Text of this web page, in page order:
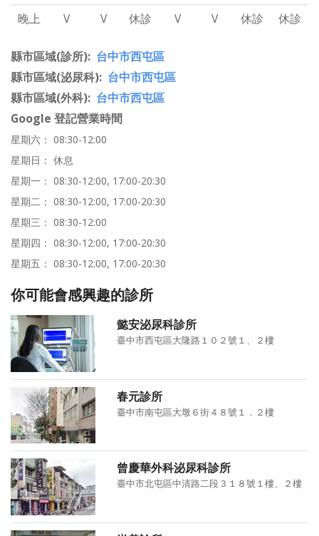
晚上
V V 休診 V V 休診 休診
縣市區域(診所) 台中市西屯區
縣市區域(泌尿科) 台中市西屯區
縣市區域(外科) 台中市西屯區
Google 登記營業時間
星期六： 08:30-12:00
星期日： 休息
星期一： 08:30-12:00, 17:00-20:30
星期二： 08:30-12:00, 17:00-20:30
星期三： 08:30-12:00
星期四： 08:30-12:00, 17:00-20:30
星期五： 08:30-12:00, 17:00-20:30
你可能會感興趣的診所
懿安泌尿科診所
臺中市西屯區大隆路１０２號１、２樓
春元診所
臺中市南屯區大墩６街４８號１．２樓
曾慶華外科泌尿科診所
臺中市北屯區中清路二段３１８號１樓、２樓